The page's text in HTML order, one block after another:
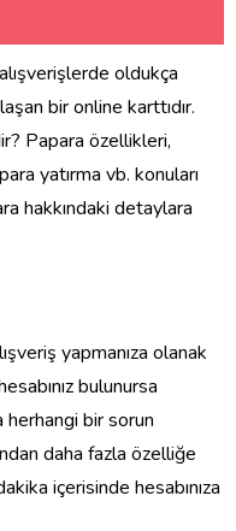
oldukça
bir online karttıdır.
Papara özellikleri,
yatırma vb. konuları
hakkındaki detaylara
yapmanıza olanak
bulunursa
herhangi bir sorun
daha fazla özelliğe
içerisinde hesabınıza